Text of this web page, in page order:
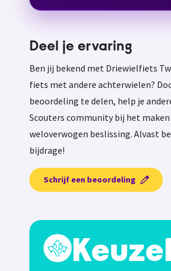
Deel je ervaring
Ben jij bekend met Driewielfiets
fiets met andere achterwielen?
beoordeling te delen, help je
Scouters community bij het maken
weloverwogen beslissing. Alvast
bijdrage!
Schrijf een beoordeling